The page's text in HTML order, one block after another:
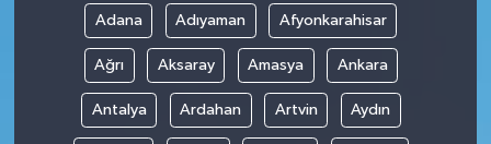
Adana Adıyaman Afyonkarahisar
Ağrı Aksaray Amasya Ankara
Antalya Ardahan Artvin Aydın